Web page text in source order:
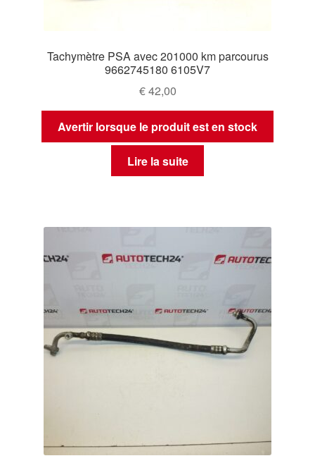
Tachymètre PSA avec 201000 km parcourus
9662745180 6105V7
€42,00
Avertir lorsque le produit est en stock
Lire la suite